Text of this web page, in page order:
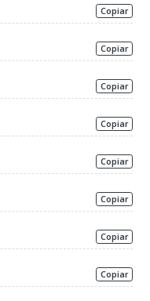
Copiar
Copiar
Copiar
Copiar
Copiar
Copiar
Copiar
Copiar